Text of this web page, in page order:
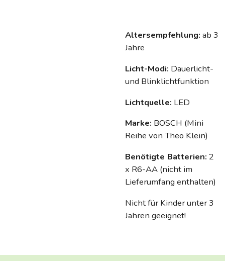
Altersempfehlung: ab 3
Jahre
Licht-Modi: Dauerlicht-
und Blinklichtfunktion
Lichtquelle: LED
Marke: BOSCH (Mini
Reihe von Theo Klein)
Benötigte Batterien: 2
x R6-AA (nicht im
Lieferumfang enthalten)
Nicht für Kinder unter 3
Jahren geeignet!